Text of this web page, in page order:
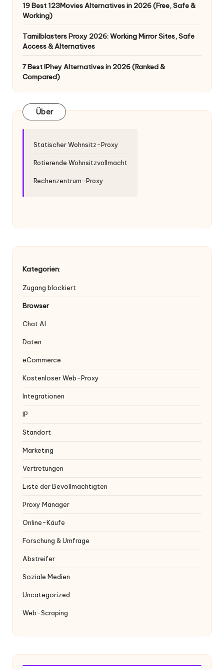
19 Best 123Movies Alternatives in 2026 (Free, Safe &
Working)
Tamilblasters Proxy 2026: Working Mirror Sites, Safe
Access & Alternatives
7 Best IPhey Alternatives in 2026 (Ranked &
Compared)
Über
Statischer Wohnsitz-Proxy
Rotierende Wohnsitzvollmacht
Rechenzentrum-Proxy
Kategorien:
Zugang blockiert
Browser
Chat AI
Daten
eCommerce
Kostenloser Web-Proxy
Integrationen
IP
Standort
Marketing
Vertretungen
Liste der Bevollmächtigten
Proxy Manager
Online-Käufe
Forschung & Umfrage
Abstreifer
Soziale Medien
Uncategorized
Web-Scraping